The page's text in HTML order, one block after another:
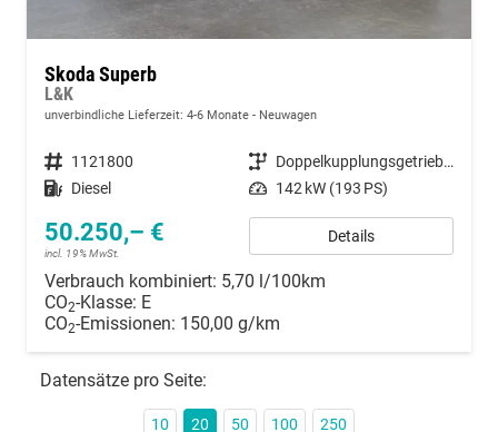
Skoda Superb
L&K
unverbindliche Lieferzeit: 4-6 Monate Neuwagen
Fahrzeugnummer 1121800 Getriebe
Doppelkupplungsgetriebe (DSG)
Kraftstoff Diesel Leistung 142 kW (193 PS)
50.250,– €
incl. 19% MwSt.
Details
Verbrauch kombiniert: 5,70 l/100km
CO2-Klasse: E
CO2-Emissionen: 150,00 g/km
Datensätze pro Seite:
10 20 50 100 250